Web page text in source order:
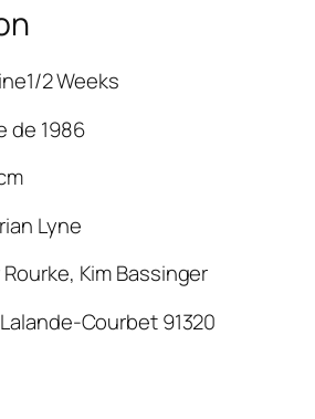
2 Weeks
de 1986
Lyne
Kim Bassinger
Courbet 91320